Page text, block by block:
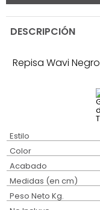
DESCRIPCIÓN
Repisa Wavi Negro
Estilo
Color
Acabado
Medidas (en cm)
Peso Neto Kg.